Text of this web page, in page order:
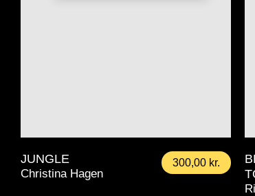
JUNGLE
Christina Hagen
300,00 kr.